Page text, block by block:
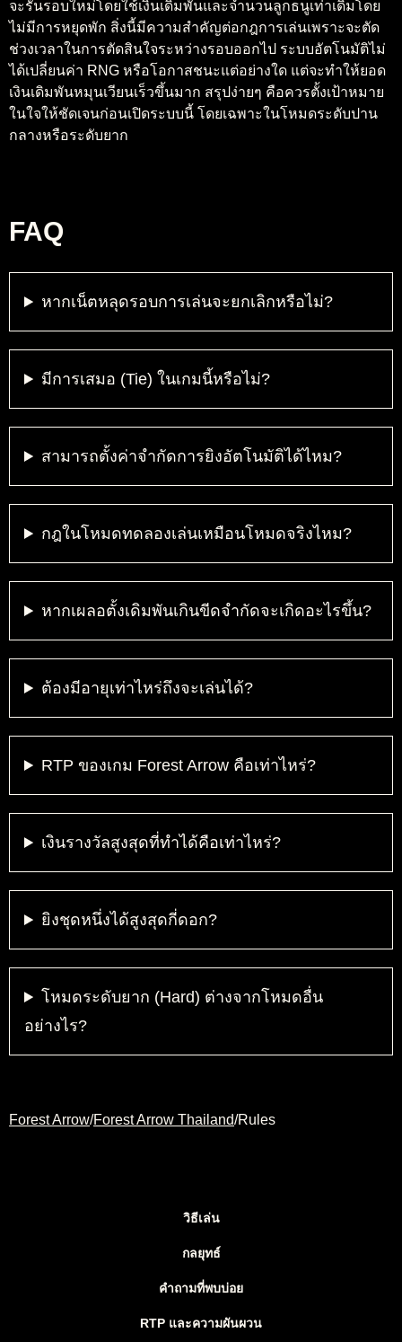
จะรันรอบใหม่โดยใช้เงินเดิมพันและจำนวนลูกธนูเท่าเดิมโดย
ไม่มีการหยุดพัก สิ่งนี้มีความสำคัญต่อกฎการเล่นเพราะจะตัด
ช่วงเวลาในการตัดสินใจระหว่างรอบออกไป ระบบอัตโนมัติไม่
ได้เปลี่ยนค่า RNG หรือโอกาสชนะแต่อย่างใด แต่จะทำให้ยอด
เงินเดิมพันหมุนเวียนเร็วขึ้นมาก สรุปง่ายๆ คือควรตั้งเป้าหมาย
ในใจให้ชัดเจนก่อนเปิดระบบนี้ โดยเฉพาะในโหมดระดับปาน
กลางหรือระดับยาก
FAQ
หากเน็ตหลุดรอบการเล่นจะยกเลิกหรือไม่?
มีการเสมอ (Tie) ในเกมนี้หรือไม่?
สามารถตั้งค่าจำกัดการยิงอัตโนมัติได้ไหม?
กฎในโหมดทดลองเล่นเหมือนโหมดจริงไหม?
หากเผลอตั้งเดิมพันเกินขีดจำกัดจะเกิดอะไรขึ้น?
ต้องมีอายุเท่าไหร่ถึงจะเล่นได้?
RTP ของเกม Forest Arrow คือเท่าไหร่?
เงินรางวัลสูงสุดที่ทำได้คือเท่าไหร่?
ยิงชุดหนึ่งได้สูงสุดกี่ดอก?
โหมดระดับยาก (Hard) ต่างจากโหมดอื่น
อย่างไร?
Forest Arrow/Forest Arrow Thailand/Rules
วิธีเล่น
กลยุทธ์
คำถามที่พบบ่อย
RTP และความผันผวน